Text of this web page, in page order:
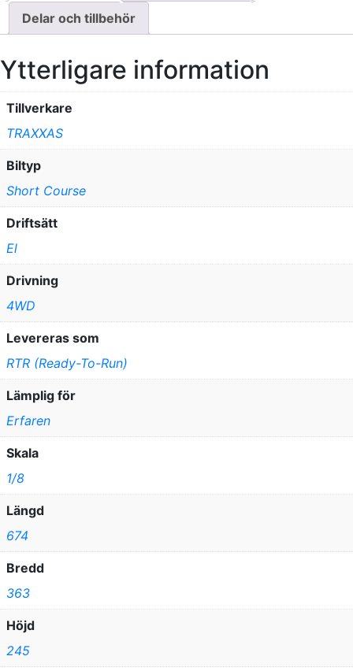
Delar och tillbehör
Ytterligare information
Tillverkare
TRAXXAS
Biltyp
Short Course
Driftsätt
El
Drivning
4WD
Levereras som
RTR (Ready-To-Run)
Lämplig för
Erfaren
Skala
1/8
Längd
674
Bredd
363
Höjd
245